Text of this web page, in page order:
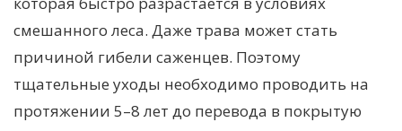
смешанного леса. Даже трава может стать
причиной гибели саженцев. Поэтому
тщательные уходы необходимо проводить на
протяжении 5–8 лет до перевода в покрытую